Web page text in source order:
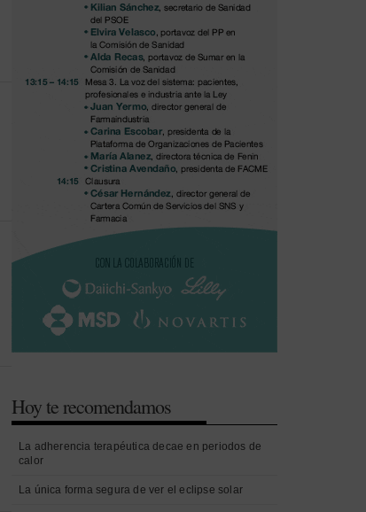
Hoy te recomendamos
La adherencia terapéutica decae en periodos de
calor
La única forma segura de ver el eclipse solar